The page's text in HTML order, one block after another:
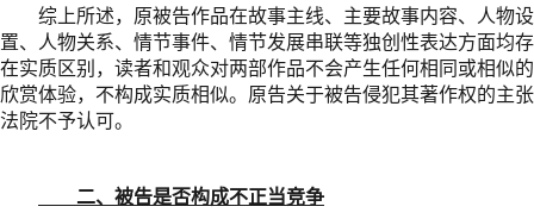
综上所述，原被告作品在故事主线、主要故事内容、人物设
置、人物关系、情节事件、情节发展串联等独创性表达方面均存
在实质区别，读者和观众对两部作品不会产生任何相同或相似的
欣赏体验，不构成实质相似。原告关于被告侵犯其著作权的主张
法院不予认可。
二、被告是否构成不正当竞争